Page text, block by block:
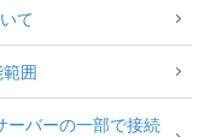
て
囲
ーバーの一部で接続